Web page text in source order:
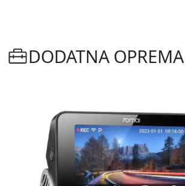
DODATNA OPREMA